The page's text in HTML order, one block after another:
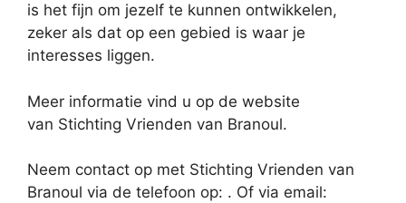
is het fijn om jezelf te kunnen ontwikkelen,
zeker als dat op een gebied is waar je
interesses liggen.
Meer informatie vind u op de website
van Stichting Vrienden van Branoul.
Neem contact op met Stichting Vrienden van
Branoul via de telefoon op: . Of via email: